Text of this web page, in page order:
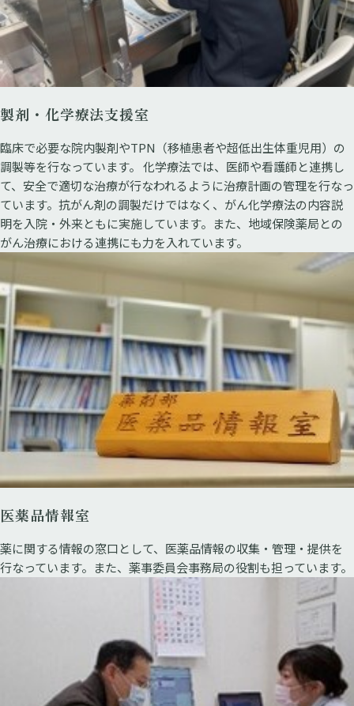
製剤・化学療法支援室
臨床で必要な院内製剤やTPN（移植患者や超低出生体重児用）の
調製等を行なっています。 化学療法では、医師や看護師と連携し
て、安全で適切な治療が行なわれるように治療計画の管理を行なっ
ています。抗がん剤の調製だけではなく、がん化学療法の内容説
明を入院・外来ともに実施しています。また、地域保険薬局との
がん治療における連携にも力を入れています。
医薬品情報室
薬に関する情報の窓口として、医薬品情報の収集・管理・提供を
行なっています。また、薬事委員会事務局の役割も担っています。